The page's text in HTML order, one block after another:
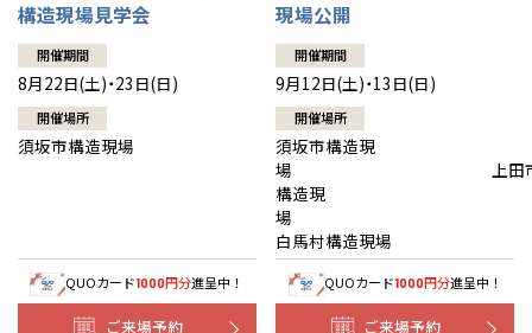
構造現場見学会
開催期間
8月22日(土)・23日(日)
開催場所
須坂市構造現場
QUOカード1000円分進呈中！
ご来場予約
現場公開
開催期間
9月12日(土)・13日(日)
開催場所
須坂市構造現
場 上田
構造現
白馬村構造現場
QUOカード1000円分進呈中！
ご来場予約